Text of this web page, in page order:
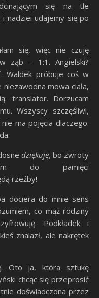
się na tle
i nadziei udajemy się po
się, więc nie czuję
ząb – 1:1. Angielski?
Waldek próbuje coś w
mowa ciała,
translator. Dorzucam
Wszyscy szczęśliwi,
ma pojęcia dlaczego.
dziękuję, bo zwroty
do pamięci
rzeźby!
dociera do mnie sens
co mąż rodziny
Podkładek i
znalazł, ale nakrętek
Oto ja, która sztukę
chcąc się przeprosić
doświadczona przez